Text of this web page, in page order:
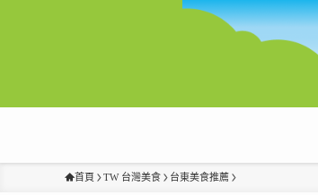
首頁 TW 台灣美食 台東美食推薦